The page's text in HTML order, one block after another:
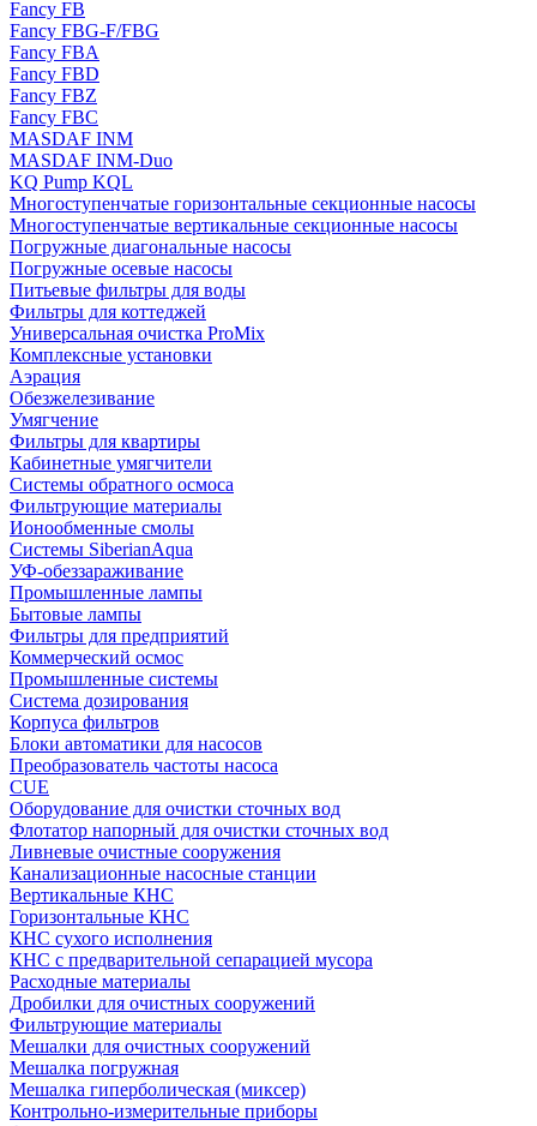
Fancy FB
Fancy FBG-F/FBG
Fancy FBA
Fancy FBD
Fancy FBZ
Fancy FBC
MASDAF INM
MASDAF INM-Duo
KQ Pump KQL
Многоступенчатые горизонтальные секционные насосы
Многоступенчатые вертикальные секционные насосы
Погружные диагональные насосы
Погружные осевые насосы
Питьевые фильтры для воды
Фильтры для коттеджей
Универсальная очистка ProMix
Комплексные установки
Аэрация
Обезжелезивание
Умягчение
Фильтры для квартиры
Кабинетные умягчители
Системы обратного осмоса
Фильтрующие материалы
Ионообменные смолы
Системы SiberianAqua
УФ-обеззараживание
Промышленные лампы
Бытовые лампы
Фильтры для предприятий
Коммерческий осмос
Промышленные системы
Система дозирования
Корпуса фильтров
Блоки автоматики для насосов
Преобразователь частоты насоса
CUE
Оборудование для очистки сточных вод
Флотатор напорный для очистки сточных вод
Ливневые очистные сооружения
Канализационные насосные станции
Вертикальные КНС
Горизонтальные КНС
КНС сухого исполнения
КНС с предварительной сепарацией мусора
Расходные материалы
Дробилки для очистных сооружений
Фильтрующие материалы
Мешалки для очистных сооружений
Мешалка погружная
Мешалка гиперболическая (миксер)
Контрольно-измерительные приборы